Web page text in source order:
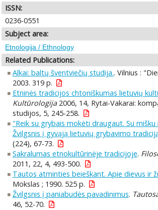
ISSN:
0236-0551
Subject area:
Etnologija / Ethnology
Related Publications:
Alkai: baltų šventviečių studija.. Vilnius :
2003. 319 p.
Etninės tradicijos chtoniškumas lietuvių
Kultūrologija2006, 14, Rytai-Vakarai:
studijos, 5, 245-258.
"Reik su grybais mokėti draugaut. Su
Žvilgsnis į gyvąją lietuvių grybavimo
(224), 67-73.
Sakralumas etnokultūrinėje tradicijoje.
2011, 22, 4, 493-500.
Tautos atminties beieškant. Apie dievus ir
Mokslas ; 1990. 525 p.
Žvilgsnis į paniabudės pavadinimus.
46, 52-70.